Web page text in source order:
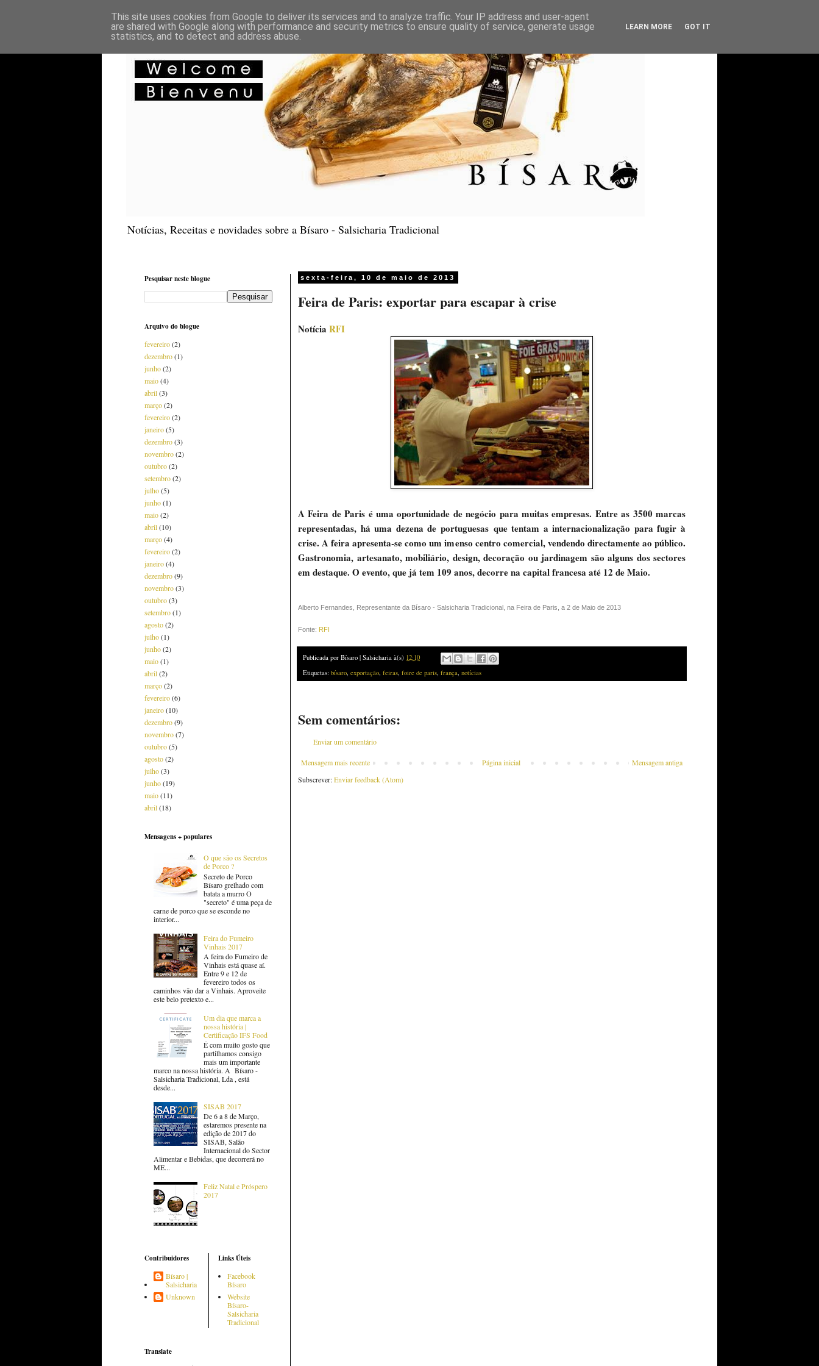
Notícias, Receitas e novidades sobre a Bísaro - Salsicharia Tradicional
sexta-feira, 10 de maio de 2013
Feira de Paris: exportar para escapar à crise
Notícia RFI
A Feira de Paris é uma oportunidade de negócio para muitas empresas. Entre as 3500 marcas
representadas, há uma dezena de portuguesas que tentam a internacionalização para fugir à
crise. A feira apresenta-se como um imenso centro comercial, vendendo directamente ao público.
Gastronomia, artesanato, mobiliário, design, decoração ou jardinagem são alguns dos sectores
em destaque. O evento, que já tem 109 anos, decorre na capital francesa até 12 de Maio.
Alberto Fernandes, Representante da Bísaro - Salsicharia Tradicional, na Feira de Paris, a 2 de Maio de 2013
Fonte: RFI
Publicada por Bísaro | Salsicharia à(s) 12:10
Etiquetas: bísaro, exportação, feiras, foire de paris, frança, notícias
Sem comentários:
Enviar um comentário
Mensagem mais recente Mensagem antiga
Página inicial
Subscrever:Enviar feedback (Atom)
Pesquisar neste blogue
Arquivo do blogue
fevereiro(2)
dezembro(1)
junho(2)
maio(4)
abril(3)
março(2)
fevereiro(2)
janeiro(5)
dezembro(3)
novembro(2)
outubro(2)
setembro(2)
julho(5)
junho(1)
maio(2)
abril(10)
março(4)
fevereiro(2)
janeiro(4)
dezembro(9)
novembro(3)
outubro(3)
setembro(1)
agosto(2)
julho(1)
junho(2)
maio(1)
abril(2)
março(2)
fevereiro(6)
janeiro(10)
dezembro(9)
novembro(7)
outubro(5)
agosto(2)
julho(3)
junho(19)
maio(11)
abril(18)
Mensagens + populares
O que são os Secretos
de Porco ?
Secreto de Porco
Bísaro grelhado com
batata a murro O
"secreto" é uma peça de
carne de porco que se esconde no
interior...
Feira do Fumeiro
Vinhais 2017
A feira do Fumeiro de
Vinhais está quase aí.
Entre 9 e 12 de
fevereiro todos os
caminhos vão dar a Vinhais. Aproveite
este belo pretexto e...
Um dia que marca a
nossa história |
Certificação IFS Food
É com muito gosto que
partilhamos consigo
mais um importante
marco na nossa história. A Bísaro -
Salsicharia Tradicional, Lda , está
desde...
SISAB 2017
De 6 a 8 de Março,
estaremos presente na
edição de 2017 do
SISAB, Salão
Internacional do Sector
Alimentar e Bebidas, que decorrerá no
ME...
Feliz Natal e Próspero
2017
Contribuidores
Bísaro |
Salsicharia
Unknown
Links Úteis
Facebook
Bísaro
Website
Bísaro-
Salsicharia
Tradicional
Translate
This site uses cookies from Google to deliver its services and to analyze traffic. Your IP address and user-agent
are shared with Google along with performance and security metrics to ensure quality of service, generate usage
statistics, and to detect and address abuse.
LEARN MORE GOT IT